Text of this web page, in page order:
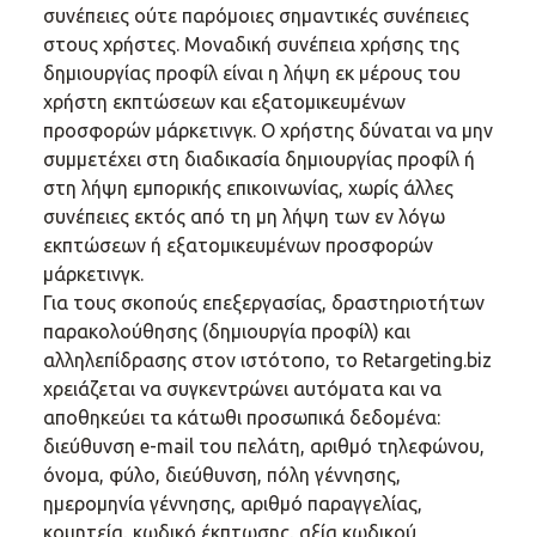
συνέπειες ούτε παρόμοιες σημαντικές συνέπειες
στους χρήστες. Μοναδική συνέπεια χρήσης της
δημιουργίας προφίλ είναι η λήψη εκ μέρους του
χρήστη εκπτώσεων και εξατομικευμένων
προσφορών μάρκετινγκ. Ο χρήστης δύναται να μην
συμμετέχει στη διαδικασία δημιουργίας προφίλ ή
στη λήψη εμπορικής επικοινωνίας, χωρίς άλλες
συνέπειες εκτός από τη μη λήψη των εν λόγω
εκπτώσεων ή εξατομικευμένων προσφορών
μάρκετινγκ.
Για τους σκοπούς επεξεργασίας, δραστηριοτήτων
παρακολούθησης (δημιουργία προφίλ) και
αλληλεπίδρασης στον ιστότοπο, το Retargeting.biz
χρειάζεται να συγκεντρώνει αυτόματα και να
αποθηκεύει τα κάτωθι προσωπικά δεδομένα:
διεύθυνση e-mail του πελάτη, αριθμό τηλεφώνου,
όνομα, φύλο, διεύθυνση, πόλη γέννησης,
ημερομηνία γέννησης, αριθμό παραγγελίας,
κομητεία, κωδικό έκπτωσης, αξία κωδικού